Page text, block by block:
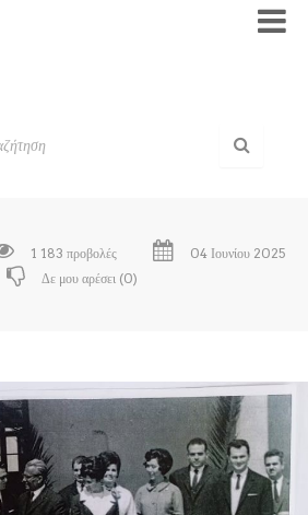
1 183 προβολές
04 Ιουνίου 2025
Δε μου αρέσει (0)